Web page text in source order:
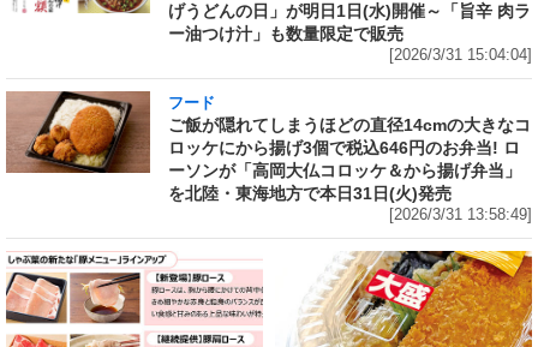
げうどんの日」が明日1日(水)開催～「旨辛 肉ラ
ー油つけ汁」も数量限定で販売
[2026/3/31 15:04:04]
フード
ご飯が隠れてしまうほどの直径14cmの大きなコ
ロッケにから揚げ3個で税込646円のお弁当! ロ
ーソンが「高岡大仏コロッケ＆から揚げ弁当」
を北陸・東海地方で本日31日(火)発売
[2026/3/31 13:58:49]